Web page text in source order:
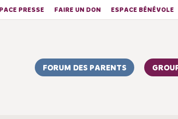
PRESSE FAIRE UN DON ESPACE BÉNÉVOLE
FORUM DES PARENTS